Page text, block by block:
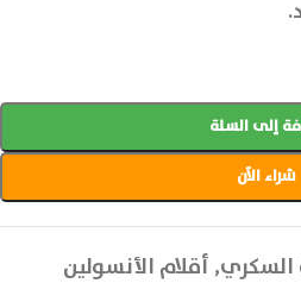
إلى السلة
شراء الآن
السكري, أقلام الأنسولين